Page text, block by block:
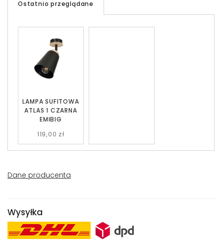
Ostatnio przeglądane
LAMPA SUFITOWA
ATLAS 1 CZARNA
EMIBIG
119,00 zł
Dane producenta
Wysyłka